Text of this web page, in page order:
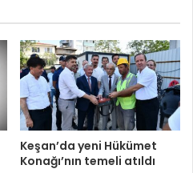
Keşan’da yeni Hükümet
Konağı’nın temeli atıldı